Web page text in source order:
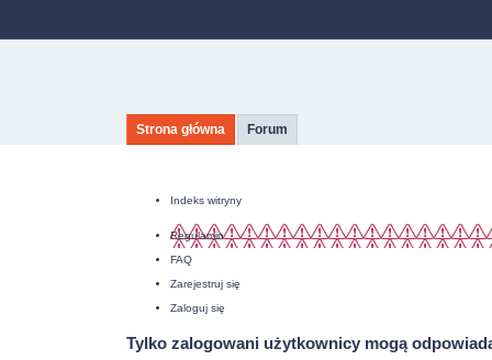
Strona główna Forum
Indeks witryny
Regulamin
FAQ
Zarejestruj się
Zaloguj się
Tylko zalogowani użytkownicy mogą